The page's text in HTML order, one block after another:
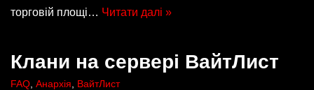
торговій площі… Читати далі »
Клани на сервері ВайтЛист
FAQ Анархія ВайтЛист